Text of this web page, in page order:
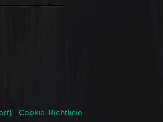
Cookie-Richtlinie